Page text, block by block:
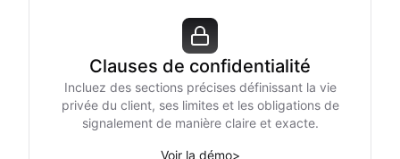
Clauses de confidentialité
Incluez des sections précises définissant la vie
privée du client, ses limites et les obligations de
signalement de manière claire et exacte.
Voir la démo>